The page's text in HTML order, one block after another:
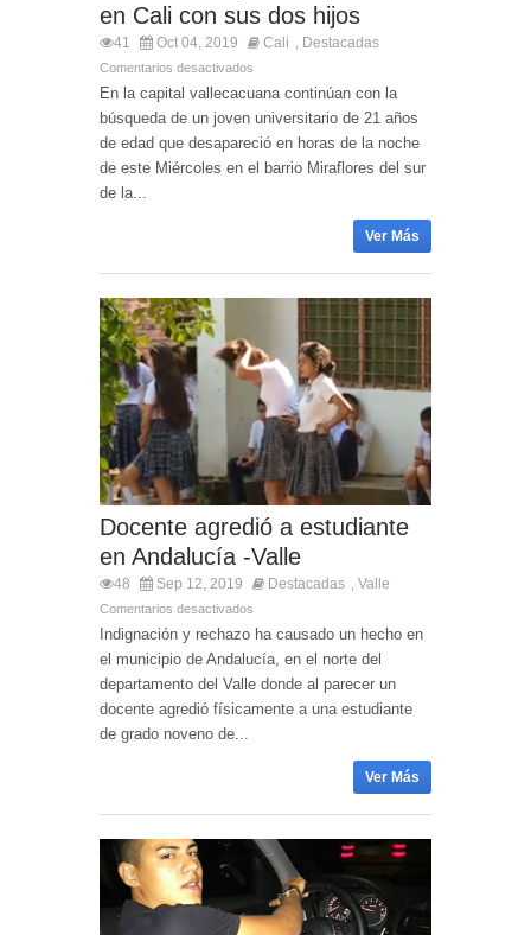
en Cali con sus dos hijos
41 Oct 04, 2019 Cali Destacadas
Comentarios desactivados
En la capital vallecacuana continúan con la
búsqueda de un joven universitario de 21 años
de edad que desapareció en horas de la noche
de este Miércoles en el barrio Miraflores del sur
de la...
Ver Más
Docente agredió a estudiante
en Andalucía -Valle
48 Sep 12, 2019 Destacadas Valle
Comentarios desactivados
Indignación y rechazo ha causado un hecho en
el municipio de Andalucía, en el norte del
departamento del Valle donde al parecer un
docente agredió físicamente a una estudiante
de grado noveno de...
Ver Más